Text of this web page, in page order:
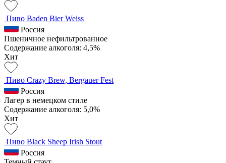
Пиво Baden Bier Weiss
Россия
Пшеничное нефильтрованное
Содержание алкоголя: 4,5%
Хит
Пиво Crazy Brew, Bergauer Fest
Россия
Лагер в немецком стиле
Содержание алкоголя: 5,0%
Хит
Пиво Black Sheep Irish Stout
Россия